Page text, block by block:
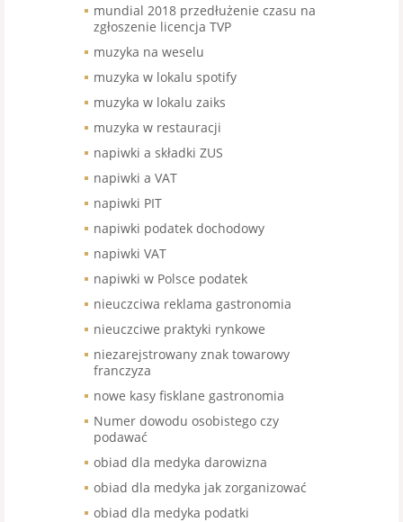
mundial 2018 przedłużenie czasu na
zgłoszenie licencja TVP
muzyka na weselu
muzyka w lokalu spotify
muzyka w lokalu zaiks
muzyka w restauracji
napiwki a składki ZUS
napiwki a VAT
napiwki PIT
napiwki podatek dochodowy
napiwki VAT
napiwki w Polsce podatek
nieuczciwa reklama gastronomia
nieuczciwe praktyki rynkowe
niezarejstrowany znak towarowy
franczyza
nowe kasy fisklane gastronomia
Numer dowodu osobistego czy
podawać
obiad dla medyka darowizna
obiad dla medyka jak zorganizować
obiad dla medyka podatki